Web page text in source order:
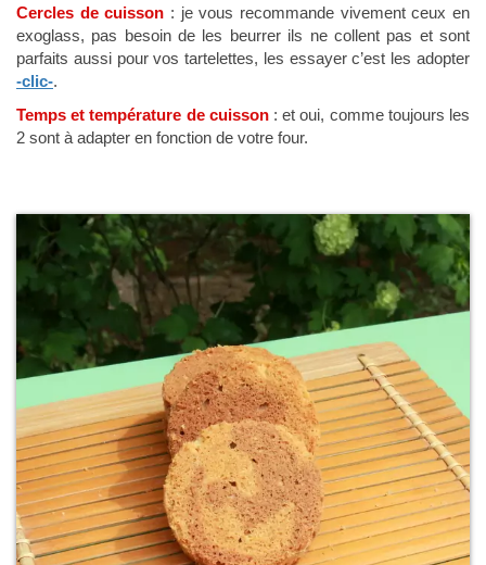
Cercles de cuisson : je vous recommande vivement ceux en
exoglass, pas besoin de les beurrer ils ne collent pas et sont
parfaits aussi pour vos tartelettes, les essayer c’est les adopter
-clic-.
Temps et température de cuisson: et oui, comme toujours les
2 sont à adapter en fonction de votre four.